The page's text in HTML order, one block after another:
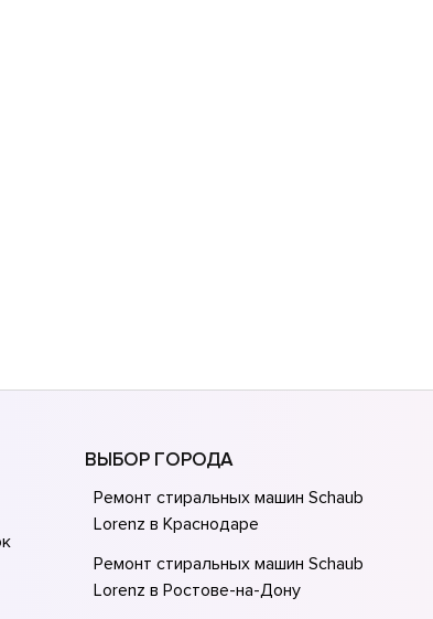
ВЫБОР ГОРОДА
Ремонт стиральных машин Schaub
Lorenz в Краснодаре
Ремонт стиральных машин Schaub
Lorenz в Ростове-на-Донy